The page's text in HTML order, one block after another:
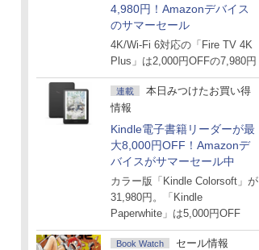
4,980円！Amazonデバイス
のサマーセール
4K/Wi-Fi 6対応の「Fire TV 4K
Plus」は2,000円OFFの7,980円
連載
本日みつけたお買い得
情報
Kindle電子書籍リーダーが最
大8,000円OFF！Amazonデ
バイスがサマーセール中
カラー版「Kindle Colorsoft」が
31,980円。「Kindle
Paperwhite」は5,000円OFF
Book Watch セール情報